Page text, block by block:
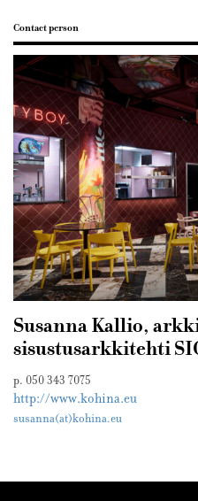
Contact person
Susanna Kallio,
sisustusarkkitehti
p. 050 343 7075
http://www.kohina.eu
susanna(at)kohina.eu